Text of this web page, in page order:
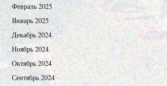
Февраль 2025
Январь 2025
Декабрь 2024
Ноябрь 2024
Октябрь 2024
Сентябрь 2024